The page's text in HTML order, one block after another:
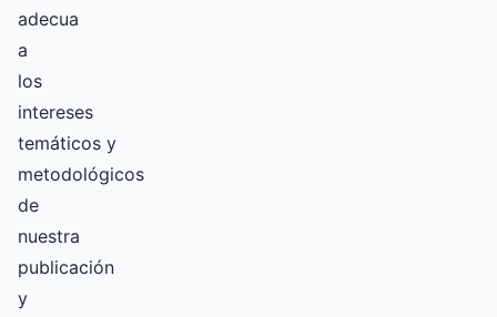
adecua
a
los
intereses
temáticos y
metodológicos
de
nuestra
publicación
y